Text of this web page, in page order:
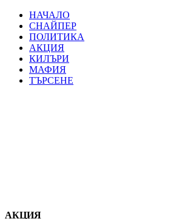
НАЧАЛО
СНАЙПЕР
ПОЛИТИКА
АКЦИЯ
КИЛЪРИ
МАФИЯ
ТЪРСЕНЕ
АКЦИЯ